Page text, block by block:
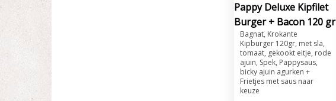
Pappy Deluxe Kipfilet
Burger + Bacon 120 gr
​Bagnat, Krokante
Kipburger 120gr, met sla,
tomaat, gekookt eitje, rode
ajuin, Spek, Pappysaus,
bicky ajuin agurken +
Frietjes met saus naar
keuze